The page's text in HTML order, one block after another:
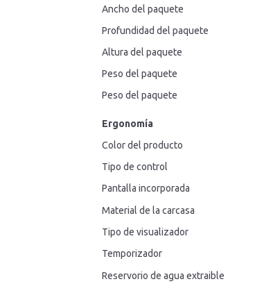
Ancho del paquete
Profundidad del paquete
Altura del paquete
Peso del paquete
Peso del paquete
Ergonomía
Color del producto
Tipo de control
Pantalla incorporada
Material de la carcasa
Tipo de visualizador
Temporizador
Reservorio de agua extraible